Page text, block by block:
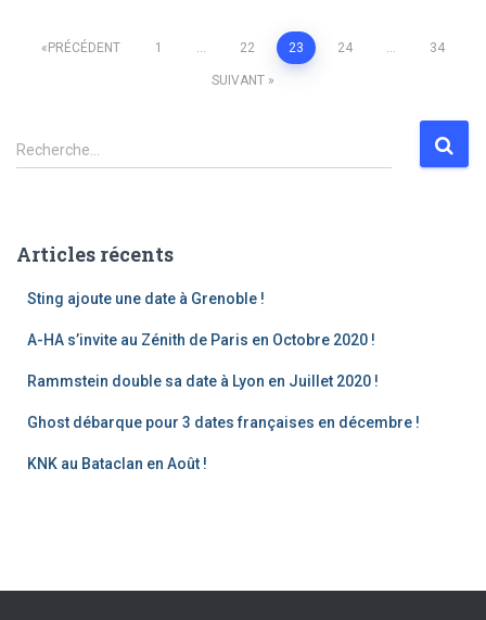
PRÉCÉDENT 1 … 22 23 24 … 34
SUIVANT
Recherche…
Articles récents
Sting ajoute une date à Grenoble !
A-HA s’invite au Zénith de Paris en Octobre 2020 !
Rammstein double sa date à Lyon en Juillet 2020 !
Ghost débarque pour 3 dates françaises en décembre !
KNK au Bataclan en Août !